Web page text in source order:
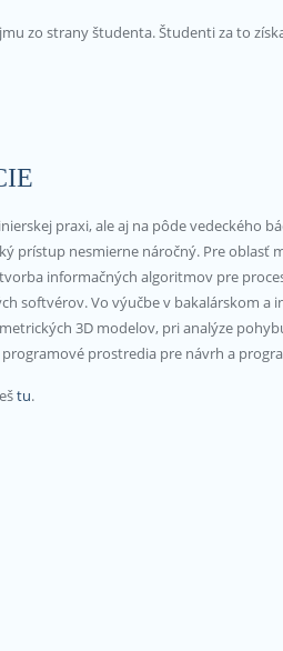
zo strany študenta. Študenti za to
praxi, ale aj na pôde
prístup nesmierne náročný. Pre
informačných algoritmov pre
Vo výučbe v bakalárskom
3D modelov, pri analýze
prostredia pre návrh a
tu.